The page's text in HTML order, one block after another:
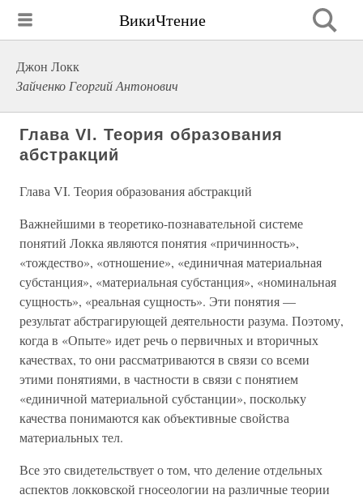
ВикиЧтение
Джон Локк
Зайченко Георгий Антонович
Глава VI. Теория образования
абстракций
Глава VI. Теория образования абстракций
Важнейшими в теоретико-познавательной системе
понятий Локка являются понятия «причинность»,
«тождество», «отношение», «единичная материальная
субстанция», «материальная субстанция», «номинальная
сущность», «реальная сущность». Эти понятия —
результат абстрагирующей деятельности разума. Поэтому,
когда в «Опыте» идет речь о первичных и вторичных
качествах, то они рассматриваются в связи со всеми
этими понятиями, в частности в связи с понятием
«единичной материальной субстанции», поскольку
качества понимаются как объективные свойства
материальных тел.
Все это свидетельствует о том, что деление отдельных
аспектов локковской гносеологии на различные теории